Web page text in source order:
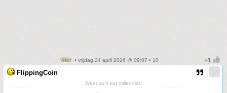
• vrijdag 24 april 2026 @ 09:07 • 10
FlippingCoin
Weer zo'n kut millennial.